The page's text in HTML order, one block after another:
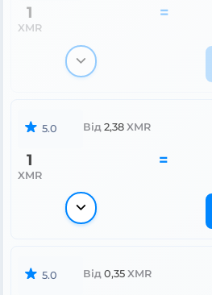
1
XMR
=
5.0 Від 2,38 XMR
1
XMR
=
5.0 Від 0,35 XMR